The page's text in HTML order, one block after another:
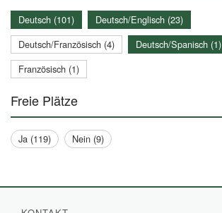
Deutsch (101)
Deutsch/Englisch (23)
Deutsch/Französisch (4)
Deutsch/Spanisch (1)
Französisch (1)
Freie Plätze
Ja (119) Nein (9)